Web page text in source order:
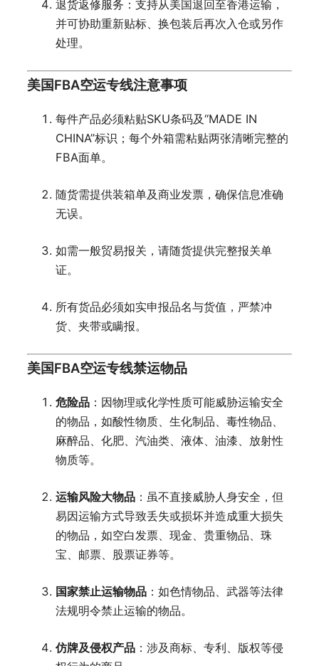
退货返修服务：支持从美国退回至香港运输，
并可协助重新贴标、换包装后再次入仓或另作
处理。
美国FBA空运专线注意事项
每件产品必须粘贴SKU条码及“MADE IN
CHINA”标识；每个外箱需粘贴两张清晰完整的
FBA面单。
随货需提供装箱单及商业发票，确保信息准确
无误。
如需一般贸易报关，请随货提供完整报关单
证。
所有货品必须如实申报品名与货值，严禁冲
货、夹带或瞒报。
美国FBA空运专线禁运物品
危险品 ：因物理或化学性质可能威胁运输安全
的物品，如酸性物质、生化制品、毒性物品、
麻醉品、化肥、汽油类、液体、油漆、放射性
物质等。
运输风险大物品 ：虽不直接威胁人身安全，但
易因运输方式导致丢失或损坏并造成重大损失
的物品，如空白发票、现金、贵重物品、珠
宝、邮票、股票证券等。
国家禁止运输物品 ：如色情物品、武器等法律
法规明令禁止运输的物品。
仿牌及侵权产品 ：涉及商标、专利、版权等侵